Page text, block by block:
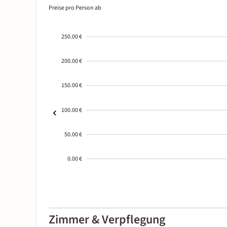
Preise pro Person ab
250.00 €
200.00 €
150.00 €
100.00 €
50.00 €
0.00 €
01-02
Zimmer & Verpflegung